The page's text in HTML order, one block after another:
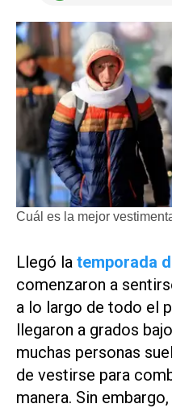
Cuál es la mejor
Llegó la temporada
comenzaron a
a lo largo de todo el
llegaron a grados
muchas personas
de vestirse para
manera. Sin